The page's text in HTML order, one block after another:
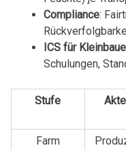
Compliance:
ICS für
Schulungen,
Stufe
Farm